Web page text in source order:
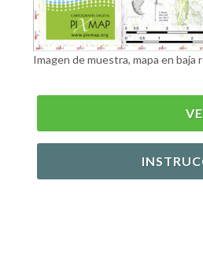
Imagen de muestra, mapa en baja